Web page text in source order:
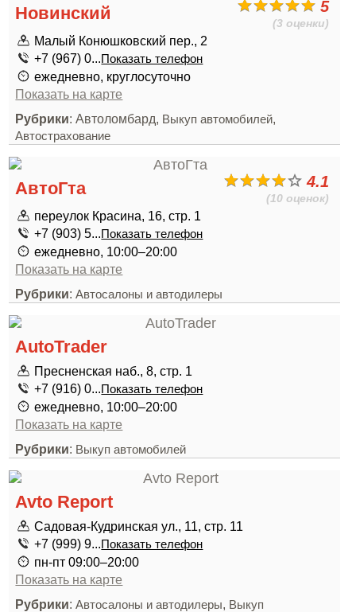
5
(3 оценки)
Новинский
Малый Конюшковский пер., 2
+7 (967) 0...Показать телефон
ежедневно, круглосуточно
Показать на карте
Рубрики: Автоломбард, Выкуп автомобилей,
Автострахование
4.1
(10 оценок)
АвтоГта
переулок Красина, 16, стр. 1
+7 (903) 5...Показать телефон
ежедневно, 10:00–20:00
Показать на карте
Рубрики:Автосалоны и автодилеры
AutoTrader
Пресненская наб., 8, стр. 1
+7 (916) 0...Показать телефон
ежедневно, 10:00–20:00
Показать на карте
Рубрики: Выкуп автомобилей
Avto Report
Садовая-Кудринская ул., 11, стр. 11
+7 (999) 9...Показать телефон
пн-пт 09:00–20:00
Показать на карте
Рубрики:Автосалоны и автодилеры, Выкуп